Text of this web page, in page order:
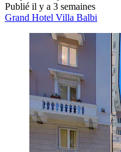
Publié il y a 3 semaines
Grand Hotel Villa Balbi